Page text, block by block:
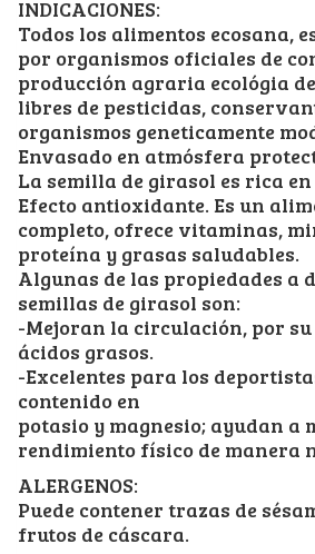
INDICACIONES:
Todos los alimentos ecosana,
por organismos oficiales de
producción agraria ecológia
libres de pesticidas,
organismos geneticamente
Envasado en atmósfera
La semilla de girasol es rica
Efecto antioxidante. Es un
completo, ofrece vitaminas,
proteína y grasas saludables.
Algunas de las propiedades a
semillas de girasol son:
-Mejoran la circulación, por su
ácidos grasos.
-Excelentes para los
contenido en
potasio y magnesio; ayudan a
rendimiento físico de manera
ALERGENOS:
Puede contener trazas de
frutos de cáscara.